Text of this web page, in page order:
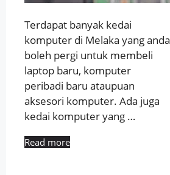
Terdapat banyak kedai
komputer di Melaka yang anda
boleh pergi untuk membeli
laptop baru, komputer
peribadi baru ataupuan
aksesori komputer. Ada juga
kedai komputer yang …
Read more